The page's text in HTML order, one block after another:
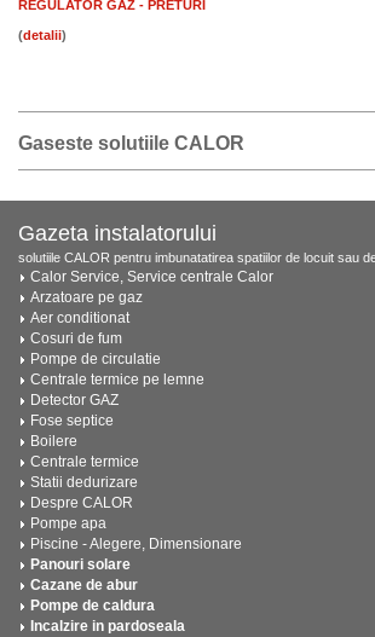
REGULATOR GAZ - PRETURI
( )
Gaseste solutiile CALOR
Gazeta instalatorului
solutiile CALOR pentru imbunatatirea spatiilor de locuit sau
Calor Service, Service centrale Calor
Arzatoare pe gaz
Aer conditionat
Cosuri de fum
Pompe de circulatie
Centrale termice pe lemne
Detector GAZ
Fose septice
Boilere
Centrale termice
Statii dedurizare
Despre CALOR
Pompe apa
Piscine - Alegere, Dimensionare
Panouri solare
Cazane de abur
Pompe de caldura
Incalzire in pardoseala